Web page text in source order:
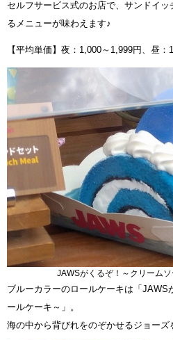
セルフサービス式のお店で、サンドイ
るメニューが味わえます♪
【平均単価】夜：1,000～1,999円、昼：
JAWSがくるぞ！～クリーム
ブルーカラーのロールケーキは「JAWS
ールケーキ～」。
海の中から背びれをのぞかせるジョーズ